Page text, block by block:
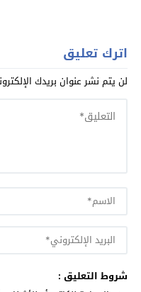
اترك تعليق
لن يتم نشر عنوان بريدك
شروط التعليق :